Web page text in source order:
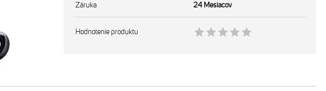
Záruka
24 Mesiacov
Hodnotenie produktu